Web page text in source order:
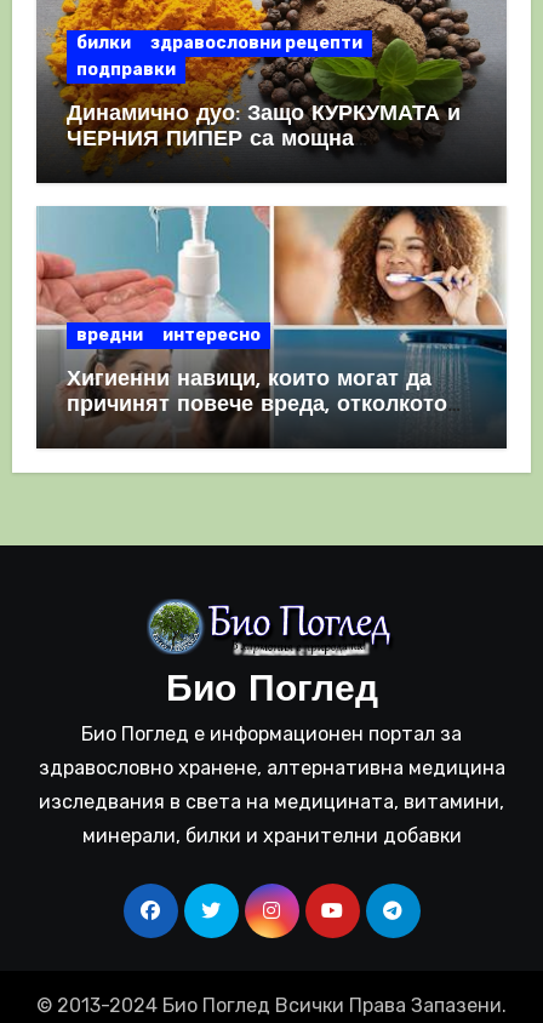
билки
здравословни рецепти
подправки
Динамично дуо: Защо КУРКУМАТА и
ЧЕРНИЯ ПИПЕР са мощна
комбинация
вредни интересно
Хигиенни навици, които могат да
причинят повече вреда, отколкото
полза
Био Поглед
Био Поглед е информационен портал за
здравословно хранене, алтернативна медицина
изследвания в света на медицината, витамини,
минерали, билки и хранителни добавки
© 2013-2024 Био Поглед Всички Права Запазени.